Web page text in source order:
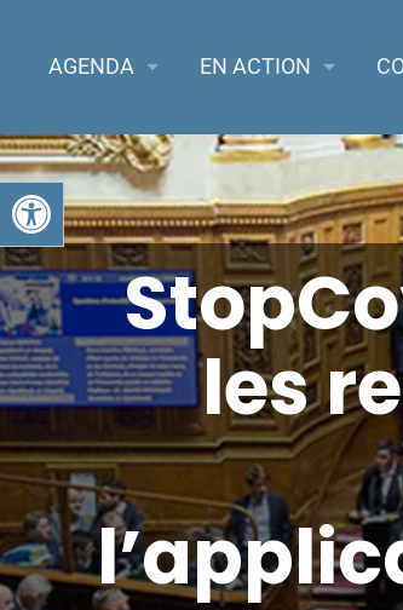
Ouvrir la barre d’outils
AGENDA EN ACTION
les